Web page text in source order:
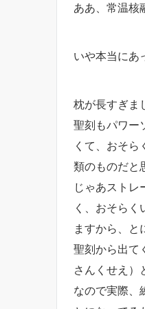
ああ、常温核
いや本当にあ
枕が長すぎま
聖刻もパワー
くて、おそ
類のものだと
じゃあストレ
く、おそら
ますから、と
聖刻から出て
さんくせえ）
なので実際、